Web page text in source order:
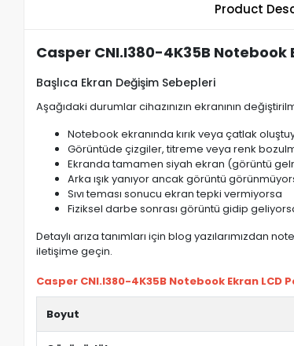
Product
Casper CNI.I380-4K35B Notebook
Başlıca Ekran Değişim Sebepleri
Aşağıdaki durumlar cihazınızın ekranının
Notebook ekranında kırık veya çatlak
Görüntüde çizgiler, titreme veya renk
Ekranda tamamen siyah ekran (görüntü
Arka ışık yanıyor ancak görüntü
Sıvı teması sonucu ekran tepki vermiyorsa
Fiziksel darbe sonrası görüntü gidip
Detaylı arıza tanımları için blog yazılarımızdan
iletişime geçin.
Casper CNI.I380-4K35B Notebook Ekran LCD
Boyut